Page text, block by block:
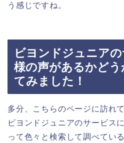
う感じですね。
ビヨンドジュニア
様の声があるかど
てみました！
多分、こちらのページに訪れ
ビヨンドジュニアのサービス
って色々と検索して調べてい